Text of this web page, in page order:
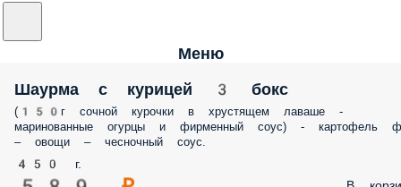
Меню
Шаурма с курицей 3 бокс
(150г cочной курочки в хрустящем лаваше - маринованные огурцы
фирменный соус) - картофель фри – овощи – чесночный соус.
450 г.
589 ₽